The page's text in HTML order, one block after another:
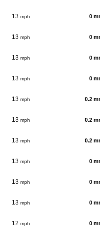
13 mph 0
13 mph 0
13 mph 0
13 mph 0
13 mph 0.2
13 mph 0.2
13 mph 0.2
13 mph 0
13 mph 0
13 mph 0
12 mph 0